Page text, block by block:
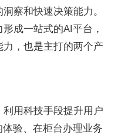
察和快速决策能力。
成一站式的AI平台，
，也是主打的两个产
用科技手段提升用户
验、在柜台办理业务